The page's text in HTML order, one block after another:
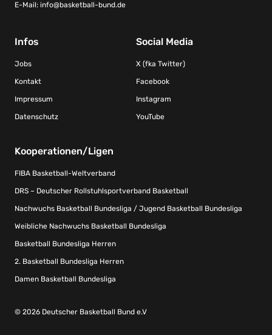
E-Mail: info@basketball-bund.de
Infos
Jobs
Kontakt
Impressum
Datenschutz
Social Media
X (fka Twitter)
Facebook
Instagram
YouTube
Kooperationen/Ligen
FIBA Basketball-Weltverband
DRS – Deutscher Rollstuhlsportverband Basketball
Nachwuchs Basketball Bundesliga / Jugend Basketball Bundesliga
Weibliche Nachwuchs Basketball Bundesliga
Basketball Bundesliga Herren
2. Basketball Bundesliga Herren
Damen Basketball Bundesliga
© 2026 Deutscher Basketball Bund e.V